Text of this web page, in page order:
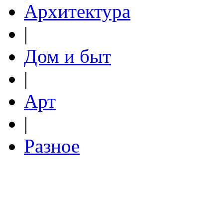
Архитектура
|
Дом и быт
|
Арт
|
Разное